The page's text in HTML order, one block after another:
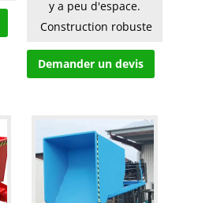
y a peu d'espace.
 Construction robuste
en acier à parois
intérieure...
Demander un devis